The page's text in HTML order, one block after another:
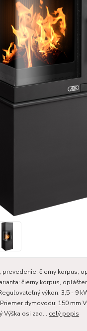
prevedenie: čierny korpus,
čierny korpus,
výkon: 3,5 - 9
dymovodu: 150 mm
Výška osi zad... celý popis